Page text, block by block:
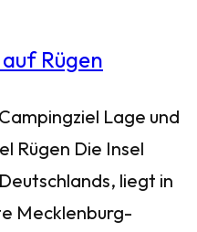
Lage und
Rügen Die Insel
liegt in
Mecklenburg-